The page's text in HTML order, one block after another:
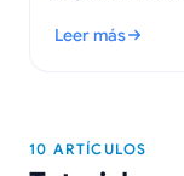
consejos para
Leer más
: Correo
10 ARTÍCULOS